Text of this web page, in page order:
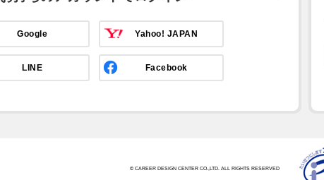
Google Yahoo! JAPAN
LINE Facebook
© CAREER DESIGN CENTER CO.,LTD. ALL RIGHTS RESERVED